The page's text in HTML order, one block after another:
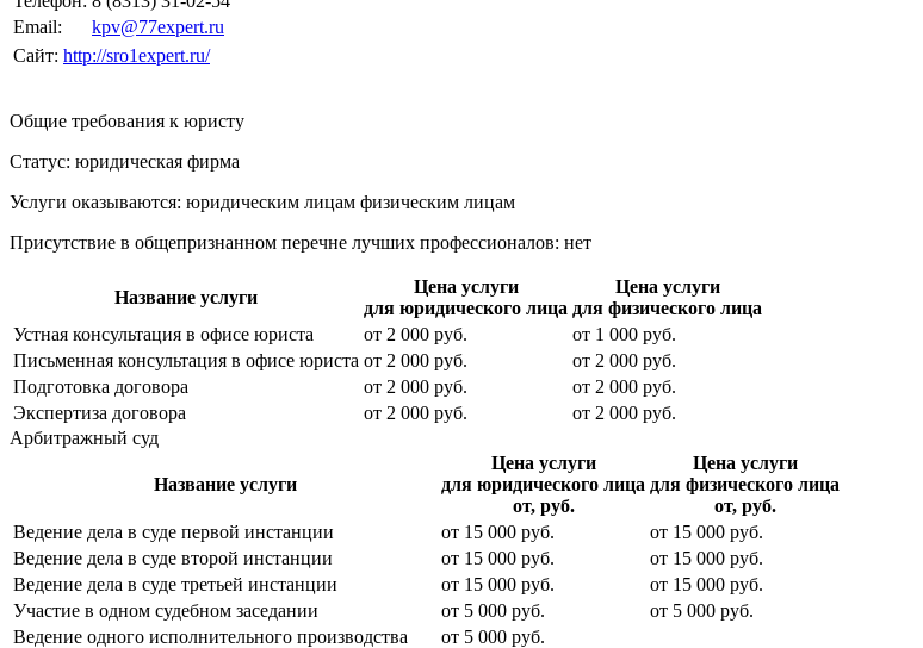
Email:
kpv@77expert.ru
Сайт: http://sro1expert.ru/
Общие требования к юристу
Статус: юридическая фирма
Услуги оказываются: юридическим лицам физическим лицам
Присутствие в общепризнанном перечне лучших профессионалов: нет
Название услуги
Цена услуги
для юридического лица
Цена услуги
для физического лица
Устная консультация в офисе юриста
от 2 000 руб. от 1 000 руб.
Письменная консультация в офисе юриста от 2 000 руб. от 2 000 руб.
Подготовка договора
от 2 000 руб. от 2 000 руб.
Экспертиза договора
от 2 000 руб. от 2 000 руб.
Арбитражный суд
Название услуги
Цена услуги
для юридического лица
от, руб.
Цена услуги
для физического лица
от, руб.
Ведение дела в суде первой инстанции
от 15 000 руб. от 15 000 руб.
Ведение дела в суде второй инстанции
от 15 000 руб. от 15 000 руб.
Ведение дела в суде третьей инстанции
от 15 000 руб. от 15 000 руб.
Участие в одном судебном заседании
от 5 000 руб. от 5 000 руб.
Ведение одного исполнительного производства
от 5 000 руб.